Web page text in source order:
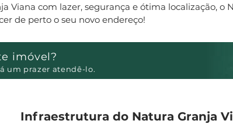
Viana com lazer, segurança e ótima localização, o
de perto o seu novo endereço!
um prazer atendê-lo.
imóvel?
Infraestrutura do Natura Granja